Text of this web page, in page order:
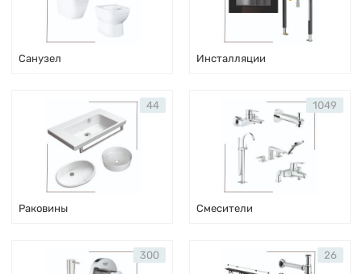
Санузел Инсталляции
Раковины
44
Смесители
1049
300 26